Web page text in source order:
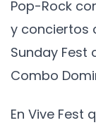
Pop-Rock
y conciertos
Sunday Fest
Combo
En Vive Fest